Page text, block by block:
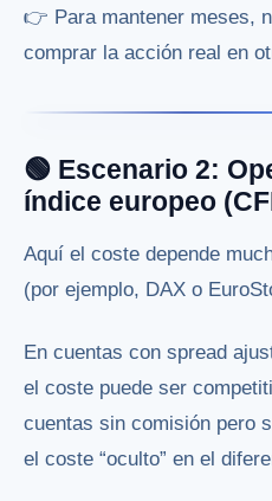
👉 Para mantener meses,
comprar la acción real en
🟢 Escenario 2:
índice europeo
Aquí el coste depende
(por ejemplo, DAX o
En cuentas con spread
el coste puede ser
cuentas sin comisión pero
el coste “oculto” en el